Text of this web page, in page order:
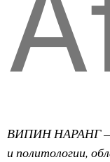
ВИПИН НАРАНГ —
и политологии,